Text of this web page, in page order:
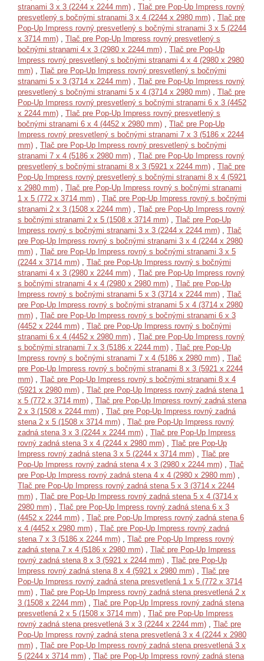
stranami 3 x 3 (2244 x 2244 mm) , Tlač pre Pop-Up Impress rovný
presvetlený s bočnými stranami 3 x 4 (2244 x 2980 mm) , Tlač pre
Pop-Up Impress rovný presvetlený s bočnými stranami 3 x 5 (2244
x 3714 mm) , Tlač pre Pop-Up Impress rovný presvetlený s
bočnými stranami 4 x 3 (2980 x 2244 mm) , Tlač pre Pop-Up
Impress rovný presvetlený s bočnými stranami 4 x 4 (2980 x 2980
mm) , Tlač pre Pop-Up Impress rovný presvetlený s bočnými
stranami 5 x 3 (3714 x 2244 mm) , Tlač pre Pop-Up Impress rovný
presvetlený s bočnými stranami 5 x 4 (3714 x 2980 mm) , Tlač pre
Pop-Up Impress rovný presvetlený s bočnými stranami 6 x 3 (4452
x 2244 mm) , Tlač pre Pop-Up Impress rovný presvetlený s
bočnými stranami 6 x 4 (4452 x 2980 mm) , Tlač pre Pop-Up
Impress rovný presvetlený s bočnými stranami 7 x 3 (5186 x 2244
mm) , Tlač pre Pop-Up Impress rovný presvetlený s bočnými
stranami 7 x 4 (5186 x 2980 mm) , Tlač pre Pop-Up Impress rovný
presvetlený s bočnými stranami 8 x 3 (5921 x 2244 mm) , Tlač pre
Pop-Up Impress rovný presvetlený s bočnými stranami 8 x 4 (5921
x 2980 mm) , Tlač pre Pop-Up Impress rovný s bočnými stranami
1 x 5 (772 x 3714 mm) , Tlač pre Pop-Up Impress rovný s bočnými
stranami 2 x 3 (1508 x 2244 mm) , Tlač pre Pop-Up Impress rovný
s bočnými stranami 2 x 5 (1508 x 3714 mm) , Tlač pre Pop-Up
Impress rovný s bočnými stranami 3 x 3 (2244 x 2244 mm) , Tlač
pre Pop-Up Impress rovný s bočnými stranami 3 x 4 (2244 x 2980
mm) , Tlač pre Pop-Up Impress rovný s bočnými stranami 3 x 5
(2244 x 3714 mm) , Tlač pre Pop-Up Impress rovný s bočnými
stranami 4 x 3 (2980 x 2244 mm) , Tlač pre Pop-Up Impress rovný
s bočnými stranami 4 x 4 (2980 x 2980 mm) , Tlač pre Pop-Up
Impress rovný s bočnými stranami 5 x 3 (3714 x 2244 mm) , Tlač
pre Pop-Up Impress rovný s bočnými stranami 5 x 4 (3714 x 2980
mm) , Tlač pre Pop-Up Impress rovný s bočnými stranami 6 x 3
(4452 x 2244 mm) , Tlač pre Pop-Up Impress rovný s bočnými
stranami 6 x 4 (4452 x 2980 mm) , Tlač pre Pop-Up Impress rovný
s bočnými stranami 7 x 3 (5186 x 2244 mm) , Tlač pre Pop-Up
Impress rovný s bočnými stranami 7 x 4 (5186 x 2980 mm) , Tlač
pre Pop-Up Impress rovný s bočnými stranami 8 x 3 (5921 x 2244
mm) , Tlač pre Pop-Up Impress rovný s bočnými stranami 8 x 4
(5921 x 2980 mm) , Tlač pre Pop-Up Impress rovný zadná stena 1
x 5 (772 x 3714 mm) , Tlač pre Pop-Up Impress rovný zadná stena
2 x 3 (1508 x 2244 mm) , Tlač pre Pop-Up Impress rovný zadná
stena 2 x 5 (1508 x 3714 mm) , Tlač pre Pop-Up Impress rovný
zadná stena 3 x 3 (2244 x 2244 mm) , Tlač pre Pop-Up Impress
rovný zadná stena 3 x 4 (2244 x 2980 mm) , Tlač pre Pop-Up
Impress rovný zadná stena 3 x 5 (2244 x 3714 mm) , Tlač pre
Pop-Up Impress rovný zadná stena 4 x 3 (2980 x 2244 mm) , Tlač
pre Pop-Up Impress rovný zadná stena 4 x 4 (2980 x 2980 mm) ,
Tlač pre Pop-Up Impress rovný zadná stena 5 x 3 (3714 x 2244
mm) , Tlač pre Pop-Up Impress rovný zadná stena 5 x 4 (3714 x
2980 mm) , Tlač pre Pop-Up Impress rovný zadná stena 6 x 3
(4452 x 2244 mm) , Tlač pre Pop-Up Impress rovný zadná stena 6
x 4 (4452 x 2980 mm) , Tlač pre Pop-Up Impress rovný zadná
stena 7 x 3 (5186 x 2244 mm) , Tlač pre Pop-Up Impress rovný
zadná stena 7 x 4 (5186 x 2980 mm) , Tlač pre Pop-Up Impress
rovný zadná stena 8 x 3 (5921 x 2244 mm) , Tlač pre Pop-Up
Impress rovný zadná stena 8 x 4 (5921 x 2980 mm) , Tlač pre
Pop-Up Impress rovný zadná stena presvetlená 1 x 5 (772 x 3714
mm) , Tlač pre Pop-Up Impress rovný zadná stena presvetlená 2 x
3 (1508 x 2244 mm) , Tlač pre Pop-Up Impress rovný zadná stena
presvetlená 2 x 5 (1508 x 3714 mm) , Tlač pre Pop-Up Impress
rovný zadná stena presvetlená 3 x 3 (2244 x 2244 mm) , Tlač pre
Pop-Up Impress rovný zadná stena presvetlená 3 x 4 (2244 x 2980
mm) , Tlač pre Pop-Up Impress rovný zadná stena presvetlená 3 x
5 (2244 x 3714 mm) , Tlač pre Pop-Up Impress rovný zadná stena